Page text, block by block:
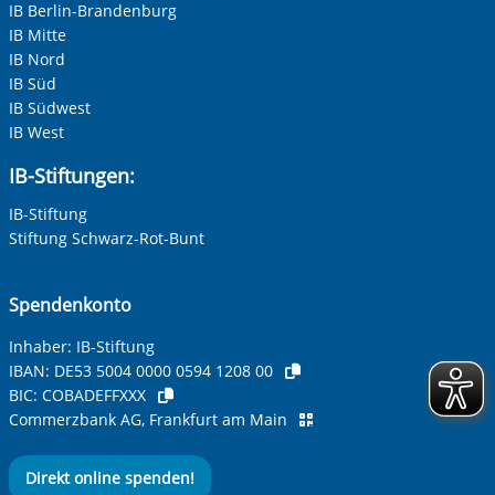
IB Berlin-Brandenburg
IB Mitte
IB Nord
IB Süd
IB Südwest
IB West
IB-Stiftungen:
IB-Stiftung
Stiftung Schwarz-Rot-Bunt
Spendenkonto
Inhaber: IB-Stiftung
IBAN: DE53 5004 0000 0594 1208 00
BIC: COBADEFFXXX
Commerzbank AG, Frankfurt am Main
Direkt online spenden!